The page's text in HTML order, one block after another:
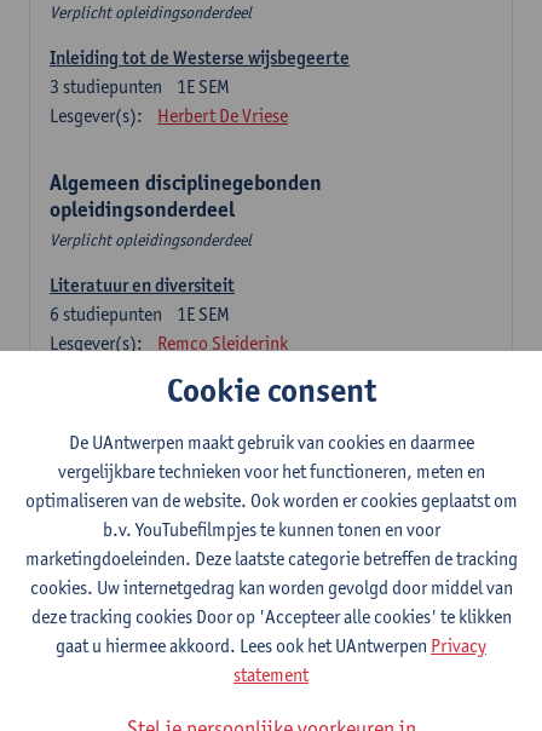
Verplicht opleidingsonderdeel
Inleiding tot de Westerse wijsbegeerte
1E SEM
3 studiepunten
Lesgever(s):
Herbert De Vriese
Algemeen disciplinegebonden
opleidingsonderdeel
Verplicht opleidingsonderdeel
Literatuur en diversiteit
1E SEM
6 studiepunten
Lesgever(s):
Remco Sleiderink
Inleiding tot de algemene taalwetenschap
Lesgever(s):
Astrid De Wit Peter Petré
Nederlands: verplichte opleidingsonderdelen
Nederlandse taalbeheersing 1: Basisvaardigheden
spreken en schrijven
1E/2E SEM
6studiepunten
Lesgever(s):
Sarah Bernolet
Chris De Wulf
Katrien Verreyken
Cookie consent
De UAntwerpen maakt gebruik van cookies en daarmee
vergelijkbare technieken voor het functioneren, meten en
optimaliseren van de website. Ook worden er cookies geplaatst om
b.v. YouTubefilmpjes te kunnen tonen en voor
marketingdoeleinden. Deze laatste categorie betreffen de tracking
cookies. Uw internetgedrag kan worden gevolgd door middel van
deze tracking cookies Door op 'Accepteer alle cookies' te klikken
gaat u hiermee akkoord. Lees ook het UAntwerpen Privacy
statement